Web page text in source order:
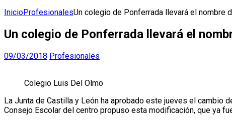
InicioProfesionalesUn colegio de Ponferrada llevará el nombre
Un colegio de Ponferrada llevará el
09/03/2018 Profesionales
Colegio Luis Del Olmo
La Junta de Castilla y León ha aprobado este jueves el cambio
Consejo Escolar del centro propuso esta modificación, que ya